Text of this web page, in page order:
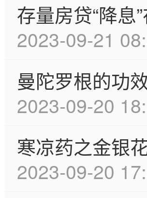
存量房贷“降息
2023-09-21
曼陀罗根的功
2023-09-20
寒凉药之金银
2023-09-20